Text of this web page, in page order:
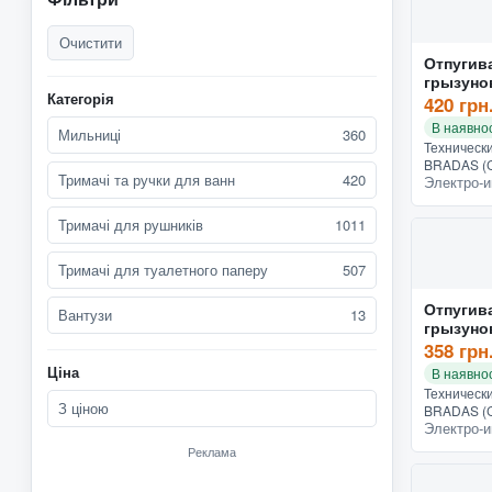
Очистити
Категорія
Мильниці
360
Тримачі та ручки для ванн 420
Тримачі для рушників 1011
Тримачі для туалетного паперу 507
Вантузи 13
Ціна
З ціною
Реклама
PLUS на
MO202B)
420
В
BRADAS
Электро-
MO111S)
358
В
BRADAS
Электро-